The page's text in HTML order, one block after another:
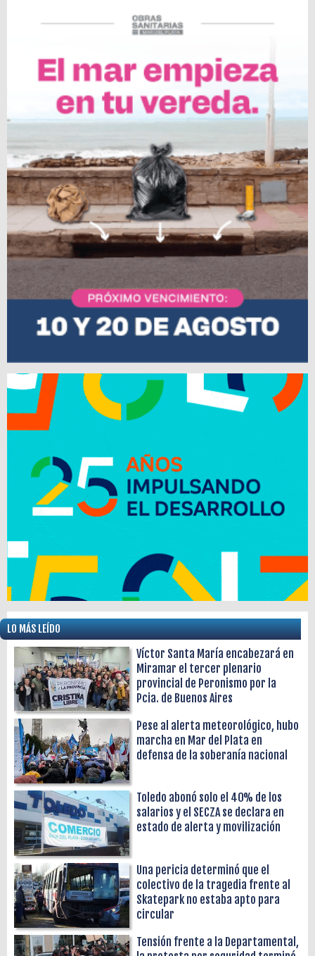
LO MÁS LEÍDO
Víctor Santa María encabezará en
Miramar el tercer plenario
provincial de Peronismo por la
Pcia. de Buenos Aires
Pese al alerta meteorológico, hubo
marcha en Mar del Plata en
defensa de la soberanía nacional
Toledo abonó solo el 40% de los
salarios y el SECZA se declara en
estado de alerta y movilización
Una pericia determinó que el
colectivo de la tragedia frente al
Skatepark no estaba apto para
circular
Tensión frente a la Departamental,